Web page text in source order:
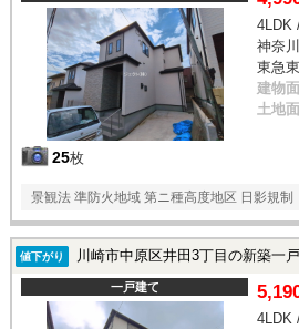
25枚
4LDK
神奈
東急
建物
土地
景観法 準防火地域 第ニ種高度地区 日影規
値下がり 川崎市中原区井田3丁目の新築一
一戸建て
4LDK